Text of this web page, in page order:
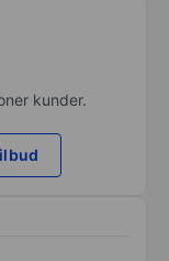
kunder.